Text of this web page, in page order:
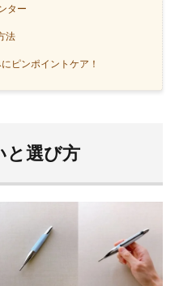
ター
法
ピンポイントケア！
と選び方